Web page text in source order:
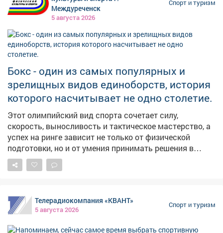
Междуреченск
5 августа 2026
Спорт и туризм
Бокс - один из самых популярных и
зрелищных видов единоборств, история
которого насчитывает не одно столетие.
Этот олимпийский вид спорта сочетает силу,
скорость, выносливость и тактическое мастерство, а
успех на ринге зависит не только от физической
подготовки, но и от умения принимать решения в
считанные секунды. В России бокс имеет богатые
спортивные традиции и продолжает активно
спортивные школы и секции, проводятся
соревнования, а кузбасские спортсмены достойно
представляют область на всероссийской и
Телерадиокомпания «КВАНТ»
5 августа 2026
Спорт и туризм